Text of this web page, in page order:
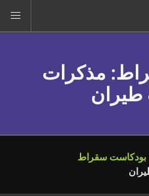
: مذكرات
بودكاست سقراط